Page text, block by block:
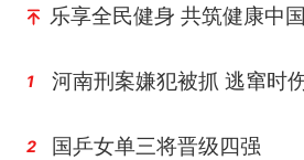
乐享全民健身 共筑健康中国
1
2 国乒女单三将晋级四强